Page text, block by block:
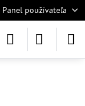
Panel používateľa